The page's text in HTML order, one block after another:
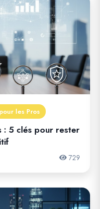
les Pros
: 5 clés pour rester
729